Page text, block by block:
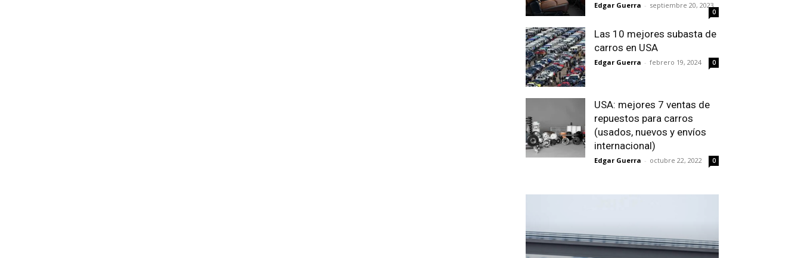
Edgar Guerra - septiembre 20, 2023
0
Las 10 mejores subasta de
carros en USA
Edgar Guerra - febrero 19, 2024 0
USA: mejores 7 ventas de
repuestos para carros
(usados, nuevos y envíos
internacional)
Edgar Guerra - octubre 22, 2022 0